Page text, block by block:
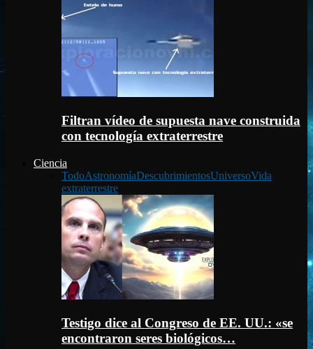
Filtran vídeo de supuesta nave construida
con tecnología extraterrestre
Ciencia
TodoAstronomíaDescubrimientosUniversoVida
extraterrestre
Testigo dice al Congreso de EE. UU.: «se
encontraron seres biológicos…